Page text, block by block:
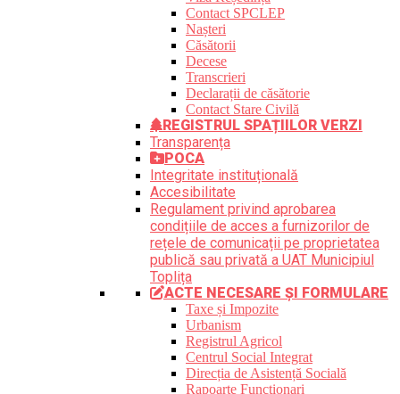
Contact SPCLEP
Nașteri
Căsătorii
Decese
Transcrieri
Declarații de căsătorie
Contact Stare Civilă
REGISTRUL SPAȚIILOR VERZI
Transparența
POCA
Integritate instituțională
Accesibilitate
Regulament privind aprobarea
condițiile de acces a furnizorilor de
rețele de comunicații pe proprietatea
publică sau privată a UAT Municipiul
Toplița
ACTE NECESARE ȘI FORMULARE
Taxe și Impozite
Urbanism
Registrul Agricol
Centrul Social Integrat
Direcția de Asistență Socială
Rapoarte Funcționari